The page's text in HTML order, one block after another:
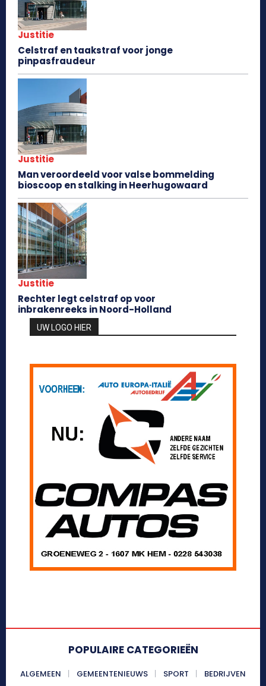
Justitie
Celstraf en taakstraf voor jonge
pinpasfraudeur
Justitie
Man veroordeeld voor valse bommelding
bioscoop en stalking in Heerhugowaard
Justitie
Rechter legt celstraf op voor
inbrakenreeks in Noord-Holland
UW LOGO HIER
POPULAIRE CATEGORIEËN
ALGEMEEN GEMEENTENIEUWS SPORT
BEDRIJVEN